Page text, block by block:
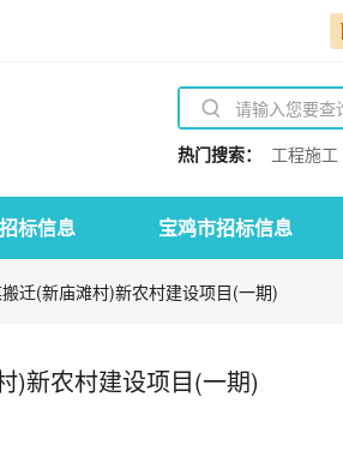
热门搜索： 工程施工
标信息 宝鸡市招标信息
迁(新庙滩村)新农村建设项目(一期)
)新农村建设项目(一期)